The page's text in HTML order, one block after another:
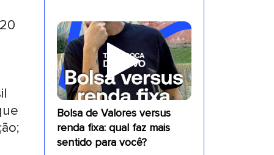
Bolsa de Valores versus
renda fixa: qual faz mais
sentido para você?